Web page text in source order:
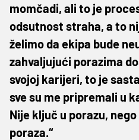
momčadi, ali to je
odsutnost straha, a to
želimo da ekipa bude
zahvaljujući porazima
svojoj karijeri, to je
sve su me pripremali u
Nije ključ u porazu,
poraza.“